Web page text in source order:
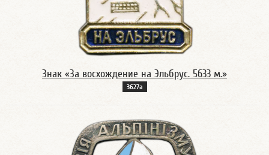
Знак «За восхождение на Эльбрус. 5633 м.»
3627а